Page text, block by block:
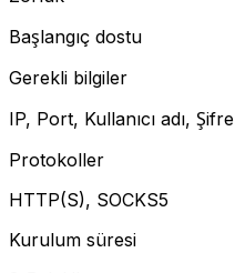
Başlangıç dostu
Gerekli bilgiler
IP, Port, Kullanıcı adı, Şifre
Protokoller
HTTP(S), SOCKS5
Kurulum süresi